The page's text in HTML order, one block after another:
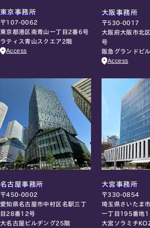
東京事務所
〒107-0062
東京都港区南青山一丁目2番6号
ラティス青山スクエア2階
Access
大阪事務所
〒530-0017
大阪府大阪市北
号
阪急グランドビ
Access
名古屋事務所
〒450-0002
愛知県名古屋市中村区名駅三丁
目28番12号
大名古屋ビルヂング25階
大宮事務所
〒330-0854
埼玉県さいたま
一丁目195番地1
大宮ソラミチ